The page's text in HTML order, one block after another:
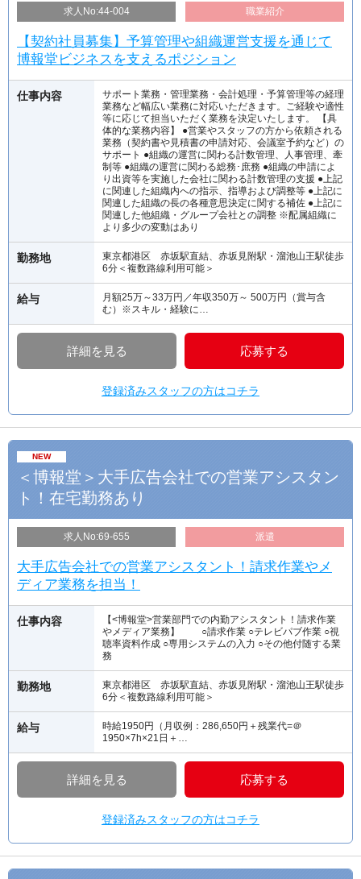
求人No:44-004 職業紹介
【契約社員募集】予算管理や組織運営支援を通じて
博報堂ビジネスを支えるポジション
仕事内容
サポート業務・管理業務・会計処理・予算管理等の経理
業務など幅広い業務に対応いただきます。ご経験や適性
等に応じて担当いただく業務を決定いたします。 【具
体的な業務内容】 ●営業やスタッフの方から依頼される
業務（契約書や見積書の申請対応、会議室予約など）の
サポート ●組織の運営に関わる計数管理、人事管理、牽
制等 ●組織の運営に関わる総務･庶務 ●組織の申請によ
り出資等を実施した会社に関わる計数管理の支援 ●上記
に関連した組織内への指示、指導および調整等 ●上記に
関連した組織の長の各種意思決定に関する補佐 ●上記に
関連した他組織・グループ会社との調整 ※配属組織に
より多少の変動はあり
勤務地
東京都港区 赤坂駅直結、赤坂見附駅・溜池山王駅徒歩
6分＜複数路線利用可能＞
給与
月額25万～33万円／年収350万～ 500万円（賞与含
む）※スキル・経験に…
詳細を見る 応募する
登録済みスタッフの方はコチラ
NEW
＜博報堂＞大手広告会社での営業アシスタン
ト！在宅勤務あり
求人No:69-655 派遣
大手広告会社での営業アシスタント！請求作業やメ
ディア業務を担当！
仕事内容
【<博報堂>営業部門での内勤アシスタント！請求作業
やメディア業務】 ○請求作業 ○テレビパブ作業 ○視
聴率資料作成 ○専用システムの入力 ○その他付随する業
務
勤務地
東京都港区 赤坂駅直結、赤坂見附駅・溜池山王駅徒歩
6分＜複数路線利用可能＞
給与
時給1950円（月収例：286,650円＋残業代=＠
1950×7h×21日＋…
詳細を見る 応募する
登録済みスタッフの方はコチラ